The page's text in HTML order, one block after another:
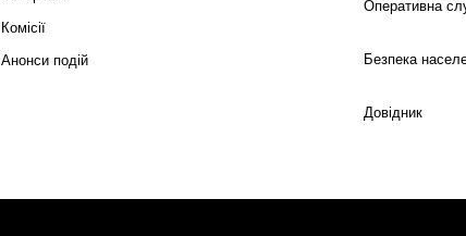
Комісії
Анонси подій
Оперативна
Безпека
Довідник